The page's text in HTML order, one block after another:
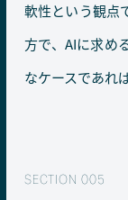
軟性という観点
方で、AIに求め
なケースであれ